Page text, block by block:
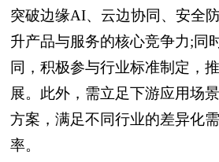
突破边缘AI、云边协同、安全
升产品与服务的核心竞争力;同
同，积极参与行业标准制定，
展。此外，需立足下游应用场
方案，满足不同行业的差异化
率。